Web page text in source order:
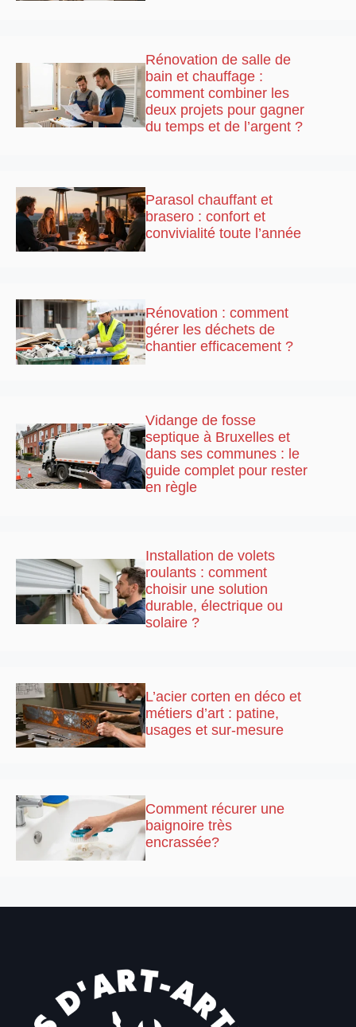
Rénovation de salle de
bain et chauffage :
comment combiner les
deux projets pour gagner
du temps et de l’argent ?
Parasol chauffant et
brasero : confort et
convivialité toute l’année
Rénovation : comment
gérer les déchets de
chantier efficacement ?
Vidange de fosse
septique à Bruxelles et
dans ses communes : le
guide complet pour rester
en règle
Installation de volets
roulants : comment
choisir une solution
durable, électrique ou
solaire ?
L’acier corten en déco et
métiers d’art : patine,
usages et sur-mesure
Comment récurer une
baignoire très
encrassée?